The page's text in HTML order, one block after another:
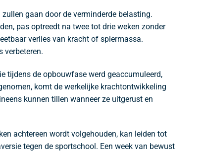
gaan door de verminderde belasting.
pas optreedt na twee tot drie weken zonder
verlies van kracht of spiermassa.
verbeteren.
tijdens de opbouwfase werd geaccumuleerd,
komt de werkelijke krachtontwikkeling
kunnen tillen wanneer ze uitgerust en
achtereen wordt volgehouden, kan leiden tot
tegen de sportschool. Een week van bewust